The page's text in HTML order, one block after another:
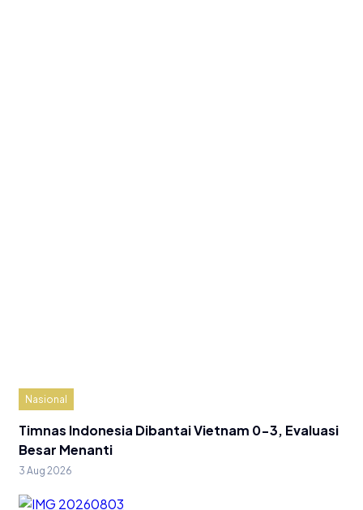
Nasional
Timnas Indonesia Dibantai Vietnam 0-3, Evaluasi
Besar Menanti
3 Aug 2026